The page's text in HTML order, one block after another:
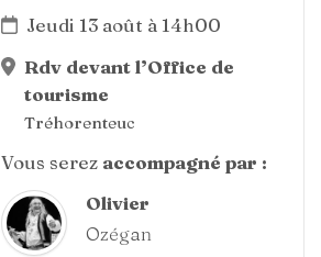
Jeudi 13 août à 14h00
Rdv devant l’Office de
tourisme
Tréhorenteuc
Vous serez accompagné par :
Olivier
Ozégan